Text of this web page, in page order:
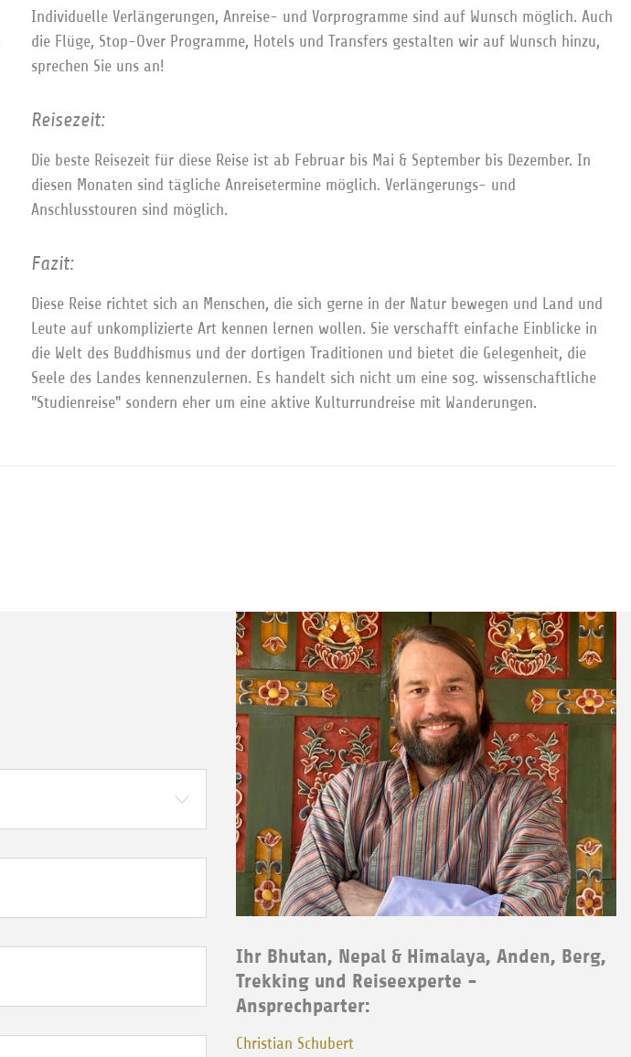
Individuelle Verlängerungen, Anreise- und Vorprogramme sind auf Wunsch möglich. Auch
die Flüge, Stop-Over Programme, Hotels und Transfers gestalten wir auf Wunsch hinzu,
sprechen Sie uns an!
Reisezeit:
Die beste Reisezeit für diese Reise ist ab Februar bis Mai & September bis Dezember. In
diesen Monaten sind tägliche Anreisetermine möglich. Verlängerungs- und
Anschlusstouren sind möglich.
Fazit:
Diese Reise richtet sich an Menschen, die sich gerne in der Natur bewegen und Land und
Leute auf unkomplizierte Art kennen lernen wollen. Sie verschafft einfache Einblicke in
die Welt des Buddhismus und der dortigen Traditionen und bietet die Gelegenheit, die
Seele des Landes kennenzulernen. Es handelt sich nicht um eine sog. wissenschaftliche
"Studienreise" sondern eher um eine aktive Kulturrundreise mit Wanderungen.
Ihr Bhutan, Nepal & Himalaya, Anden, Berg,
Trekking und Reiseexperte -
Ansprechparter:
Christian Schubert